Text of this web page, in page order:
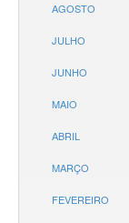
AGOSTO
JULHO
JUNHO
MAIO
ABRIL
MARÇO
FEVEREIRO